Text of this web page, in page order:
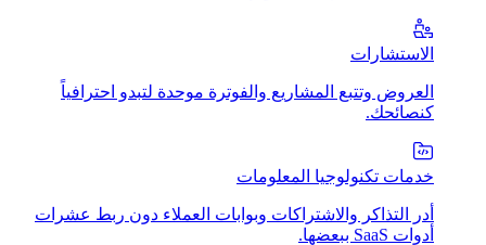
الاستشارات
العروض وتتبع المشاريع والفوترة موحدة لتبدو احترافياً
كنصائحك.
خدمات تكنولوجيا المعلومات
أدر التذاكر والاشتراكات وبوابات العملاء دون ربط عشرات
أدوات SaaS ببعضها.